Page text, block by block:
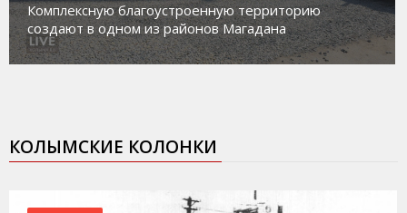
Комплексную благоустроенную территорию
создают в одном из районов Магадана
КОЛЫМСКИЕ КОЛОНКИ